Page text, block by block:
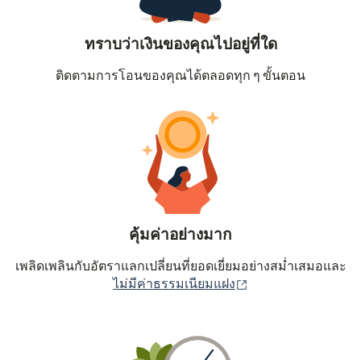
ทราบว่าเงินของคุณไปอยู่ที่ใด
ติดตามการโอนของคุณได้ตลอดทุก ๆ ขั้นตอน
คุ้มค่าอย่างมาก
เพลิดเพลินกับอัตราแลกเปลี่ยนที่ยอดเยี่ยมอย่างสม่ำเสมอและ
ไม่มีค่าธรรมเนียมแฝง